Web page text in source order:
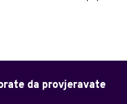
da provjeravate